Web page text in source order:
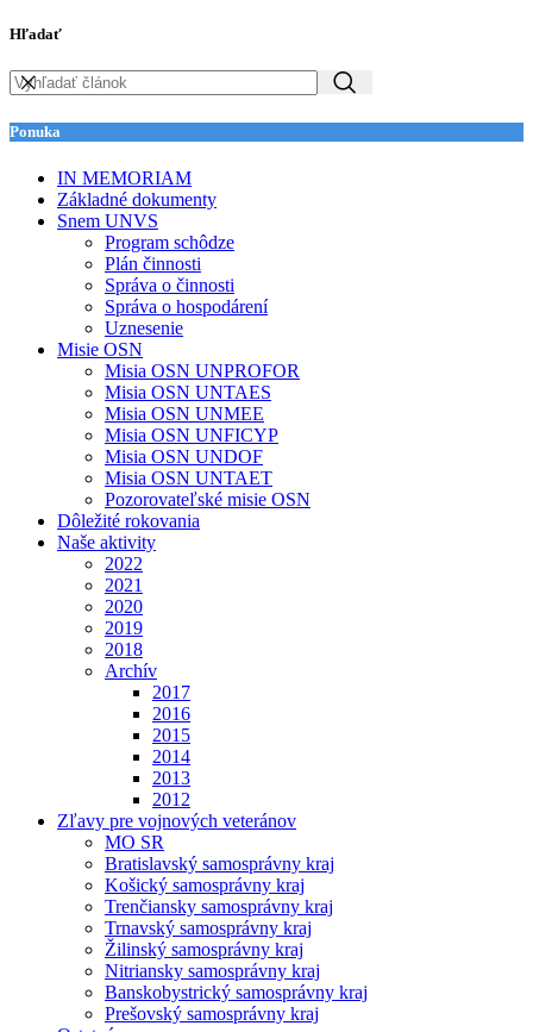
Hľadať
Ponuka
IN MEMORIAM
Základné dokumenty
Snem UNVS
Program schôdze
Plán činnosti
Správa o činnosti
Správa o hospodárení
Uznesenie
Misie OSN
Misia OSN UNPROFOR
Misia OSN UNTAES
Misia OSN UNMEE
Misia OSN UNFICYP
Misia OSN UNDOF
Misia OSN UNTAET
Pozorovateľské misie OSN
Dôležité rokovania
Naše aktivity
2022
2021
2020
2019
2018
Archív
2017
2016
2015
2014
2013
2012
Zľavy pre vojnových veteránov
MO SR
Bratislavský samosprávny kraj
Košický samosprávny kraj
Trenčiansky samosprávny kraj
Trnavský samosprávny kraj
Žilinský samosprávny kraj
Nitriansky samosprávny kraj
Banskobystrický samosprávny kraj
Prešovský samosprávny kraj